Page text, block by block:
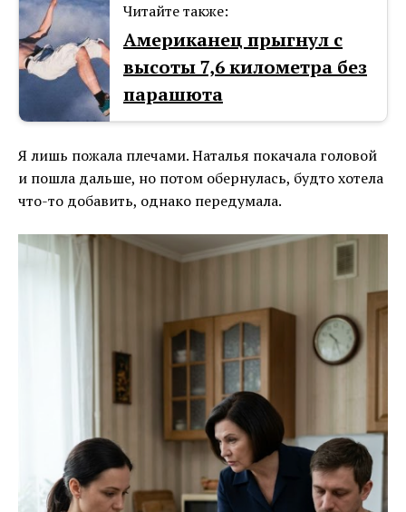
Читайте также:
Американец прыгнул с
высоты 7,6 километра без
парашюта
Я лишь пожала плечами. Наталья покачала головой
и пошла дальше, но потом обернулась, будто хотела
что-то добавить, однако передумала.